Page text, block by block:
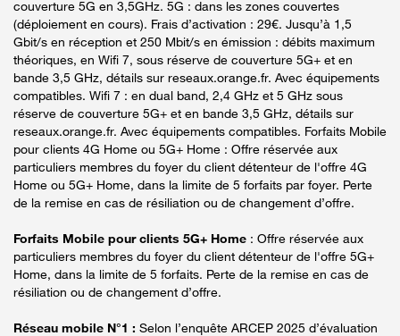
couverture 5G en 3,5GHz. 5G : dans les zones couvertes
(déploiement en cours). Frais d’activation : 29€. Jusqu’à 1,5
Gbit/s en réception et 250 Mbit/s en émission : débits maximum
théoriques, en Wifi 7, sous réserve de couverture 5G+ et en
bande 3,5 GHz, détails sur reseaux.orange.fr. Avec équipements
compatibles. Wifi 7 : en dual band, 2,4 GHz et 5 GHz sous
réserve de couverture 5G+ et en bande 3,5 GHz, détails sur
reseaux.orange.fr. Avec équipements compatibles. Forfaits Mobile
pour clients 4G Home ou 5G+ Home : Offre réservée aux
particuliers membres du foyer du client détenteur de l'offre 4G
Home ou 5G+ Home, dans la limite de 5 forfaits par foyer. Perte
de la remise en cas de résiliation ou de changement d’offre.
Forfaits Mobile pour clients 5G+ Home : Offre réservée aux
particuliers membres du foyer du client détenteur de l'offre 5G+
Home, dans la limite de 5 forfaits. Perte de la remise en cas de
résiliation ou de changement d’offre.
Réseau mobile N°1 : Selon l’enquête ARCEP 2025 d’évaluation